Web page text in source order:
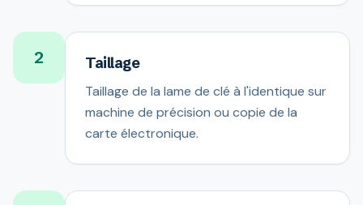
2 Taillage
Taillage de la lame de clé à l'identique sur
machine de précision ou copie de la
carte électronique.